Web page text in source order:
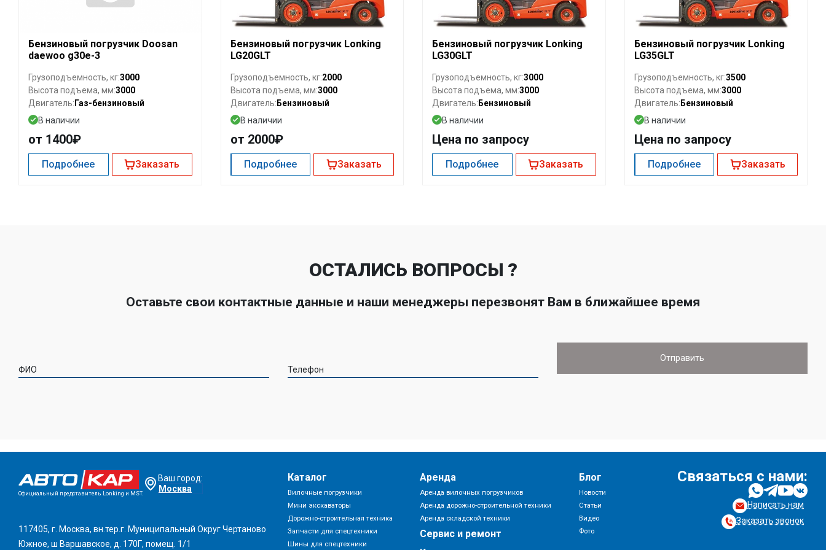
Бензиновый погрузчик Doosan
daewoo g30e-3
Грузоподъемность, кг:3000
Высота подъема, мм:3000
Двигатель: Газ-бензиновый
В наличии
от 1400₽
Подробнее Заказать
Бензиновый погрузчик Lonking
LG20GLT
Грузоподъемность, кг:2000
Высота подъема, мм:3000
Двигатель: Бензиновый
В наличии
от 2000₽
Подробнее Заказать
Бензиновый погрузчик Lonking
LG30GLT
Грузоподъемность, кг:3000
Высота подъема, мм:3000
Двигатель: Бензиновый
В наличии
Цена по запросу
Подробнее Заказать
Бензиновый погрузчик Lonking
LG35GLT
Грузоподъемность, кг:3500
Высота подъема, мм:3000
Двигатель: Бензиновый
В наличии
Цена по запросу
Подробнее Заказать
ОСТАЛИСЬ ВОПРОСЫ ?
Оставьте свои контактные данные и наши менеджеры перезвонят Вам в ближайшее время
ФИО Телефон
Официальный представитель Lonking и MST.
Ваш город:
Москва
117405, г. Москва, вн.тер.г. Муниципальный Округ Чертаново
Южное, ш Варшавское, д. 170Г, помещ. 1/1
Каталог
Вилочные погрузчики
Мини экскаваторы
Дорожно-строительная техника
Запчасти для спецтехники
Шины для спецтехники
Аренда
Аренда вилочных погрузчиков
Аренда дорожно-строительной техники
Аренда складской техники
Сервис и ремонт
Блог
Новости
Статьи
Видео
Фото
Связаться с нами:
Написать нам
Заказать звонок